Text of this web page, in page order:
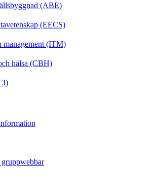
(ABE)
(EECS)
management (ITM)
hälsa (CBH)